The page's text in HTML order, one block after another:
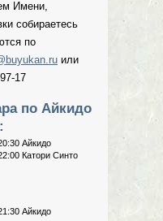
Имени,
собираетесь
по
или
17
по Айкидо
Айкидо
Катори Синто
Айкидо